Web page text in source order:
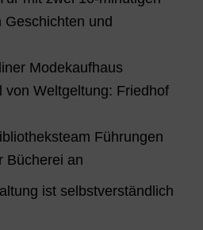
und
Modekaufhaus
von Weltgeltung: Friedhof
Führungen
Bücherei an
ist selbstverständlich